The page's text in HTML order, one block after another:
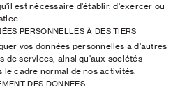
est nécessaire d'établir, d'exercer ou
PERSONNELLES À DES TIERS
vos données personnelles à d'autres
de services, ainsi qu'aux sociétés
cadre normal de nos activités.
DES DONNÉES